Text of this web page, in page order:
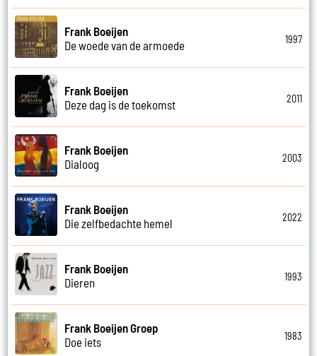
Frank Boeijen
De woede van de armoede
1997
Frank Boeijen
Deze dag is de toekomst
2011
Frank Boeijen
Dialoog
2003
Frank Boeijen
Die zelfbedachte hemel
2022
Frank Boeijen
Dieren
1993
Frank Boeijen Groep
Doe iets
1983